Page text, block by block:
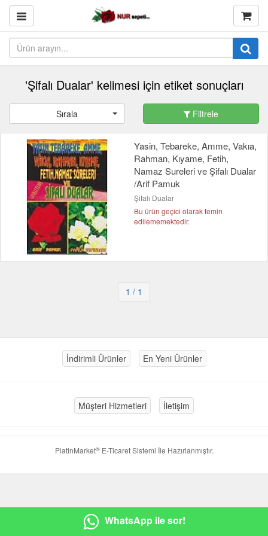
'Şifalı Dualar' kelimesi için etiket sonuçları
Sırala Filtrele
Yasin, Tebareke, Amme, Vakıa,
Rahman, Kıyame, Fetih,
Namaz Sureleri ve Şifalı Dualar
/Arif Pamuk
Şifalı Dualar
Bu ürün geçici olarak temin
edilememektedir.
1 / 1
İndirimli Ürünler En Yeni Ürünler
Müşteri Hizmetleri İletişim
PlatinMarket®E-Ticaret Sistemi İle Hazırlanmıştır.
WhatsApp ile sor!